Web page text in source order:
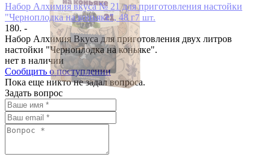
Набор Алхимия вкуса № 21 для приготовления настойки
"Черноплодка на коньяке", 48 г7 шт.
180. -
Набор Алхимия Вкуса для приготовления двух литров
настойки "Черноплодка на коньяке".
нет в наличии
Сообщить о поступлении
Пока еще никто не задал вопроса.
Задать вопрос